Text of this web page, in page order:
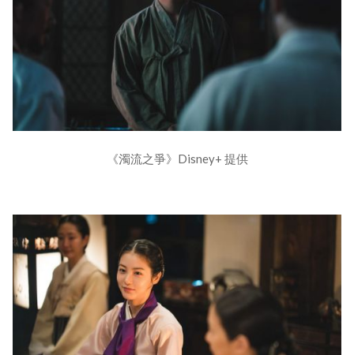
《濁流之爭》Disney+ 提供